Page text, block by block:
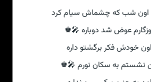
شب که چشماش سیام کرد
عوض شد دوباره 🎤♚
خودش فکر برگشتو داره
نشستم به سکان نورم 🎤♚